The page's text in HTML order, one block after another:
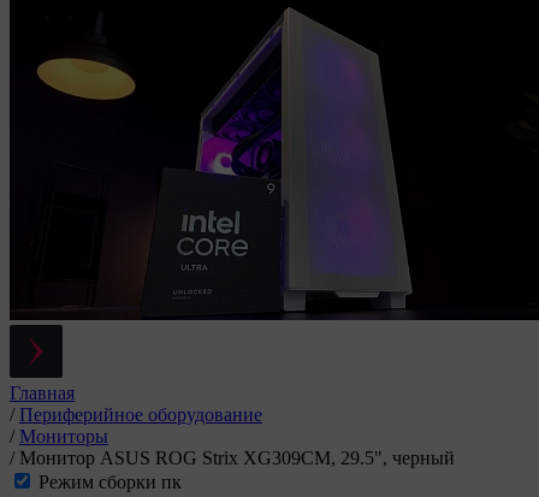
Главная
/ Периферийное оборудование
/ Мониторы
/ Монитор ASUS ROG Strix XG309CM, 29.5", черный
Режим сборки пк